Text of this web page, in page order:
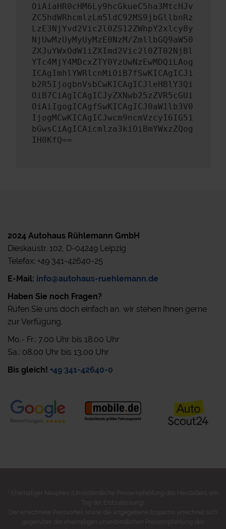
OiAiaHR0cHM6Ly9hcGkueC5ha3MtcHJv
ZC5hdWRhcmlzLm5ldC92MS9jbGllbnRz
LzE3NjYvd2Vic2l0ZS12ZWhpY2xlcy8y
NjUwMzUyMyUyMzE0NzM/ZmllbGQ9aW50
ZXJuYWxOdW1iZXImd2Vic2l0ZT02NjBl
YTc4MjY4MDcxZTY0YzUwNzEwMDQiLAog
ICAgImhlYWRlcnMiOiB7fSwKICAgICJi
b2R5IjogbnVsbCwKICAgICJleHBlY3Qi
OiB7CiAgICAgICJyZXNwb25zZVR5cGUi
OiAiIgogICAgfSwKICAgICJ0aW1lb3V0
IjogMCwKICAgICJwcm9ncmVzcyI6IG51
bGwsCiAgICAicmlza3kiOiBmYWxzZQog
IH0KfQ==
2024 Autohaus Rühlemann GmbH
Dieskaustr. 102, D-04249 Leipzig
Telefax: +49 341-42640-25
E-Mail: info@autohaus-ruehlemann.de
Haben Sie noch Fragen?
Rufen Sie uns doch einfach an, wir stehen Ihnen gerne
zur Verfügung.
Mo.- Fr.: 7.00 Uhr bis 18.00 Uhr
Sa.: 08.00 Uhr bis 13.00 Uhr
Bis gleich! +49 341-42640-0
Ehemaliger Neupreis (Unverbindliche Preisempfehlung des Herstellers am
Tag der Erstzulassung).
Der errechnete Preisvorteil sowie die angegebene Ersparnis errechnet sich
gegenüber der ehemaligen unverbindlichen Preisempfehlung des